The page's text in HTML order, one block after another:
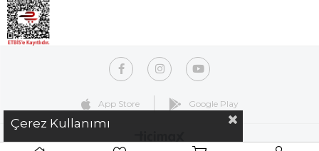
App Store Google Play
Çerez Kullanımı